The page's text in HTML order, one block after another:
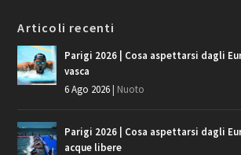
Articoli recenti
Parigi 2026 | Cosa aspettarsi dagli
vasca
6 Ago 2026| Nuoto
Parigi 2026 | Cosa aspettarsi dagli
acque libere